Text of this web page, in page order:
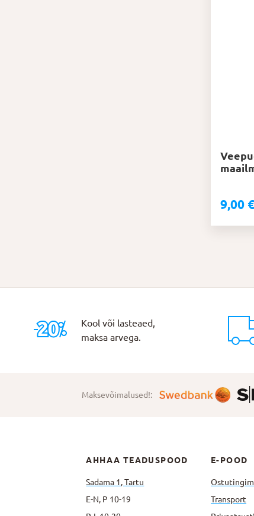
9,00 €
Kool või lasteaed,
maksa arvega.
Maksevõimalused!:
AHHAA TEADUSPOOD
Sadama 1, Tartu
E-N, P 10-19
E-POOD
Transport